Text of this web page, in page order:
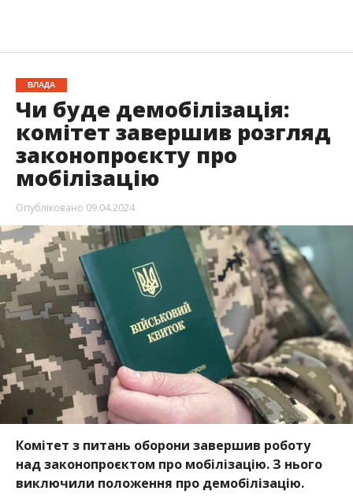
ВЛАДА
Чи буде демобілізація:
комітет завершив розгляд
законопроєкту про
мобілізацію
Опубліковано 09.04.2024
Комітет з питань оборони завершив роботу
над законопроєктом про мобілізацію. З нього
виключили положення про демобілізацію.